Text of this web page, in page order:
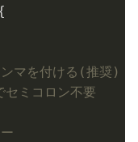
マを付ける(推奨)
ミコロン不要